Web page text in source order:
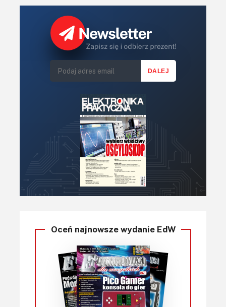
Oceń najnowsze wydanie EdW